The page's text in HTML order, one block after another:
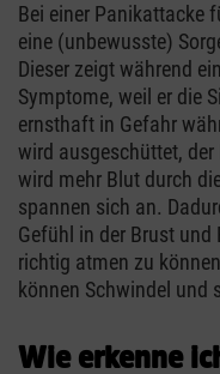
Bei einer Panikattacke
eine (unbewusste)
Dieser zeigt während
Symptome, weil er die
ernsthaft in Gefahr
wird ausgeschüttet,
wird mehr Blut durch
spannen sich an.
Gefühl in der Brust
richtig atmen zu
können Schwindel und
Wie erkenne